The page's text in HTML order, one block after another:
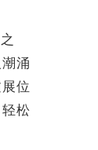
涌
位
松